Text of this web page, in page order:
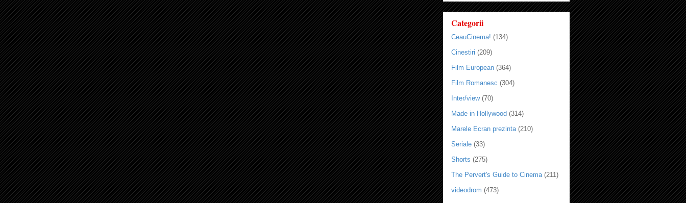
Categorii
CeauCinema! (134)
Cinestiri (209)
Film European (364)
Film Romanesc (304)
Inter/view (70)
Made in Hollywood (314)
Marele Ecran prezinta (210)
Seriale (33)
Shorts (275)
The Pervert's Guide to Cinema (211)
videodrom (473)